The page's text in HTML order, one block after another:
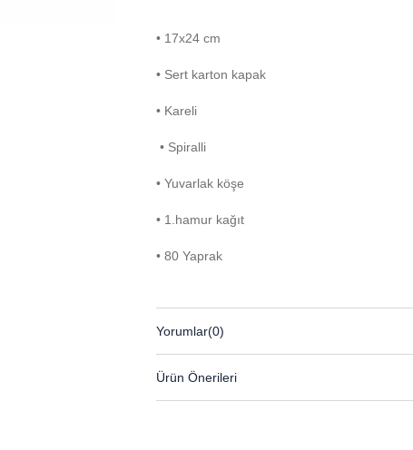
• 17x24 cm
• Sert karton kapak
• Kareli
• Spiralli
• Yuvarlak köşe
• 1.hamur kağıt
• 80 Yaprak
Yorumlar(0)
Ürün Önerileri